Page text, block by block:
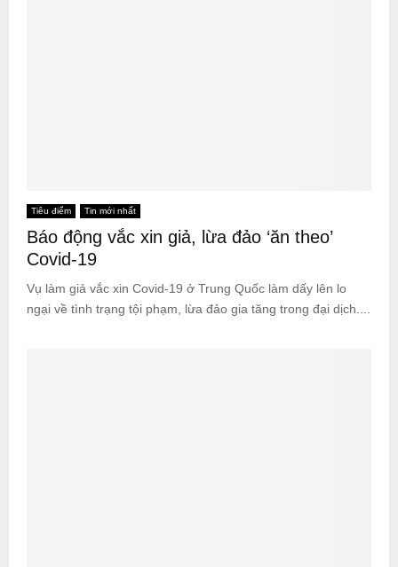
Tiêu điểm Tin mới nhất
Báo động vắc xin giả, lừa đảo ‘ăn theo’
Covid-19
Vụ làm giả vắc xin Covid-19 ở Trung Quốc làm dấy lên lo
ngại về tình trạng tội phạm, lừa đảo gia tăng trong đại dịch....